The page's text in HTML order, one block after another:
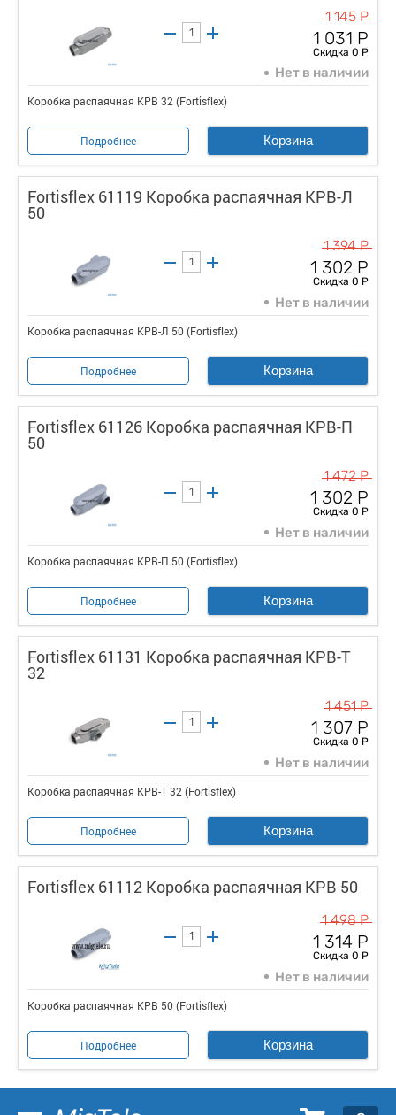
1 145 Р
1 031 Р
Скидка 0 Р
Нет в наличии
Коробка распаячная КРВ 32 (Fortisflex)
Подробнее Корзина
Fortisflex 61119 Коробка распаячная КРВ-Л
50
1 394 Р
1 302 Р
Скидка 0 Р
Нет в наличии
Коробка распаячная КРВ-Л 50 (Fortisflex)
Подробнее Корзина
Fortisflex 61126 Коробка распаячная КРВ-П
50
1 472 Р
1 302 Р
Скидка 0 Р
Нет в наличии
Коробка распаячная КРВ-П 50 (Fortisflex)
Подробнее Корзина
Fortisflex 61131 Коробка распаячная КРВ-Т
32
1 451 Р
1 307 Р
Скидка 0 Р
Нет в наличии
Коробка распаячная КРВ-Т 32 (Fortisflex)
Подробнее Корзина
Fortisflex 61112 Коробка распаячная КРВ 50
1 498 Р
1 314 Р
Скидка 0 Р
Нет в наличии
Коробка распаячная КРВ 50 (Fortisflex)
Подробнее Корзина